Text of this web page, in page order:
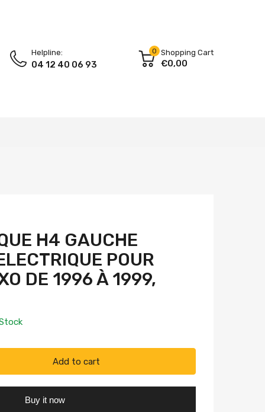
Helpline:
04 12 40 06 93
0 Shopping Cart
€0,00
H4 GAUCHE
POUR
DE 1996 À 1999,
Add to cart
Buy it now